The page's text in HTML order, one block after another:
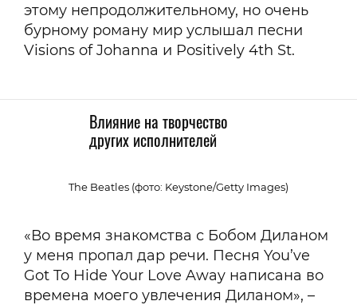
этому непродолжительному, но очень
бурному роману мир услышал песни
Visions of Johanna и Positively 4th St.
Влияние на творчество
других исполнителей
The Beatles (фото: Keystone/Getty Images)
«Во время знакомства с Бобом Диланом
у меня пропал дар речи. Песня You’ve
Got To Hide Your Love Away написана во
времена моего увлечения Диланом», –